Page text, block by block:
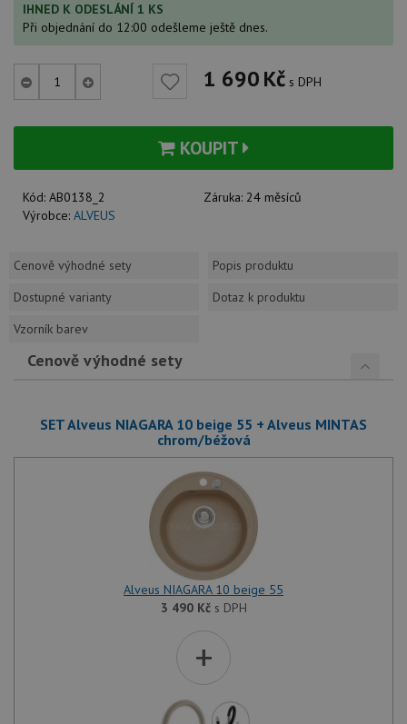
IHNED K ODESLÁNÍ 1 KS
Při objednání do 12:00 odešleme ještě dnes.
1 690Kč s DPH
KOUPIT
Kód: AB0138_2 Záruka: 24 měsíců
Výrobce: ALVEUS
Cenově výhodné sety
Popis produktu
Dostupné varianty
Dotaz k produktu
Vzorník barev
Cenově výhodné sety
SET Alveus NIAGARA 10 beige 55 + Alveus MINTAS
chrom/béžová
Alveus NIAGARA 10 beige 55
3 490 Kčs DPH
+